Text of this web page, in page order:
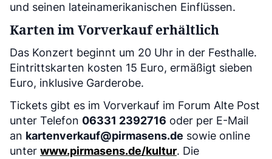
und seinen lateinamerikanischen Einflüssen.
Karten im Vorverkauf erhältlich
Das Konzert beginnt um 20 Uhr in der Festhalle.
Eintrittskarten kosten 15 Euro, ermäßigt sieben
Euro, inklusive Garderobe.
Tickets gibt es im Vorverkauf im Forum Alte Post
unter Telefon 06331 2392716 oder per E-Mail
an kartenverkauf@pirmasens.de sowie online
unter www.pirmasens.de/kultur. Die